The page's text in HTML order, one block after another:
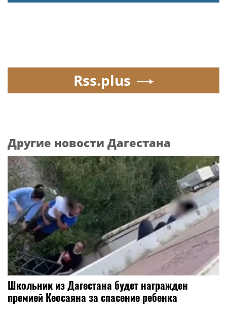
Rss.plus
Другие новости Дагестана
Школьник из Дагестана будет награжден
премией Кеосаяна за спасение ребенка